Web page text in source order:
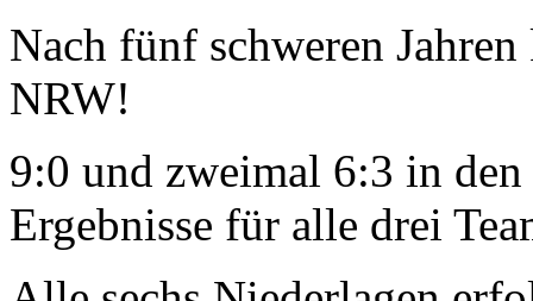
Nach fünf schweren
NRW!
9:0 und zweimal 6:3 in
Ergebnisse für alle drei